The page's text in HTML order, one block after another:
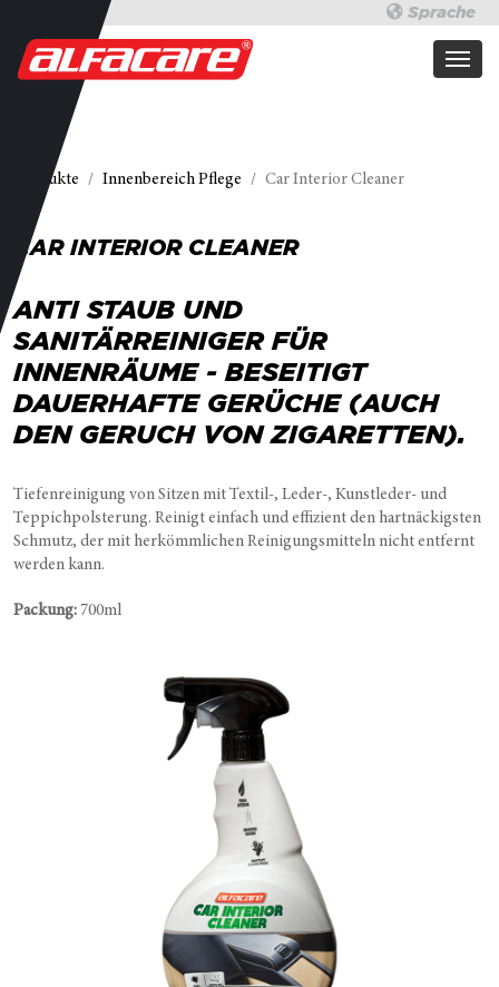
Sprache
Produkte Innenbereich Pflege Car Interior Cleaner
CAR INTERIOR CLEANER
ANTI STAUB UND
SANITÄRREINIGER FÜR
INNENRÄUME - BESEITIGT
DAUERHAFTE GERÜCHE (AUCH
DEN GERUCH VON ZIGARETTEN).
Tiefenreinigung von Sitzen mit Textil-, Leder-, Kunstleder- und
Teppichpolsterung. Reinigt einfach und effizient den hartnäckigsten
Schmutz, der mit herkömmlichen Reinigungsmitteln nicht entfernt
werden kann.
Packung: 700ml